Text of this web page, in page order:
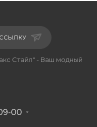
Стайл" - Ваш модный
00